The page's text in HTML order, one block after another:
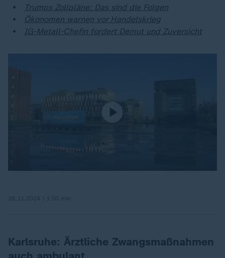
Trumps Zollpläne: Das sind die Folgen
Ökonomen warnen vor Handelskrieg
IG-Metall-Chefin fordert Demut und Zuversicht
Karlsruhe: Ärztliche Zwangsmaßnahmen